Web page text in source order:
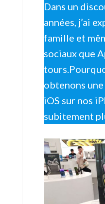
Dans un
années, j’ai
famille et
sociaux que
obtenons
iOS sur nos
subitement